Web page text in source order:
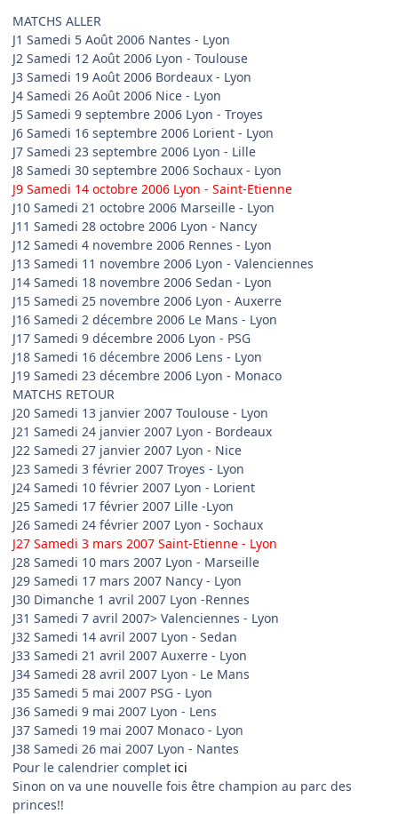
MATCHS ALLER
J1 Samedi 5 Août 2006 Nantes - Lyon
J2 Samedi 12 Août 2006 Lyon - Toulouse
J3 Samedi 19 Août 2006 Bordeaux - Lyon
J4 Samedi 26 Août 2006 Nice - Lyon
J5 Samedi 9 septembre 2006 Lyon - Troyes
J6 Samedi 16 septembre 2006 Lorient - Lyon
J7 Samedi 23 septembre 2006 Lyon - Lille
J8 Samedi 30 septembre 2006 Sochaux - Lyon
J9 Samedi 14 octobre 2006 Lyon - Saint-Etienne
J10 Samedi 21 octobre 2006 Marseille - Lyon
J11 Samedi 28 octobre 2006 Lyon - Nancy
J12 Samedi 4 novembre 2006 Rennes - Lyon
J13 Samedi 11 novembre 2006 Lyon - Valenciennes
J14 Samedi 18 novembre 2006 Sedan - Lyon
J15 Samedi 25 novembre 2006 Lyon - Auxerre
J16 Samedi 2 décembre 2006 Le Mans - Lyon
J17 Samedi 9 décembre 2006 Lyon - PSG
J18 Samedi 16 décembre 2006 Lens - Lyon
J19 Samedi 23 décembre 2006 Lyon - Monaco
MATCHS RETOUR
J20 Samedi 13 janvier 2007 Toulouse - Lyon
J21 Samedi 24 janvier 2007 Lyon - Bordeaux
J22 Samedi 27 janvier 2007 Lyon - Nice
J23 Samedi 3 février 2007 Troyes - Lyon
J24 Samedi 10 février 2007 Lyon - Lorient
J25 Samedi 17 février 2007 Lille -Lyon
J26 Samedi 24 février 2007 Lyon - Sochaux
J27 Samedi 3 mars 2007 Saint-Etienne - Lyon
J28 Samedi 10 mars 2007 Lyon - Marseille
J29 Samedi 17 mars 2007 Nancy - Lyon
J30 Dimanche 1 avril 2007 Lyon -Rennes
J31 Samedi 7 avril 2007> Valenciennes - Lyon
J32 Samedi 14 avril 2007 Lyon - Sedan
J33 Samedi 21 avril 2007 Auxerre - Lyon
J34 Samedi 28 avril 2007 Lyon - Le Mans
J35 Samedi 5 mai 2007 PSG - Lyon
J36 Samedi 9 mai 2007 Lyon - Lens
J37 Samedi 19 mai 2007 Monaco - Lyon
J38 Samedi 26 mai 2007 Lyon - Nantes
Pour le calendrier complet ici
Sinon on va une nouvelle fois être champion au parc des
princes!!